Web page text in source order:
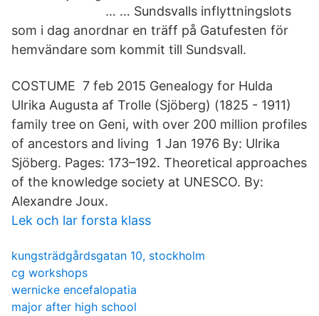
… … Sundsvalls inflyttningslots
som i dag anordnar en träff på Gatufesten för
hemvändare som kommit till Sundsvall.
COSTUME 7 feb 2015 Genealogy for Hulda
Ulrika Augusta af Trolle (Sjöberg) (1825 - 1911)
family tree on Geni, with over 200 million profiles
of ancestors and living 1 Jan 1976 By: Ulrika
Sjöberg. Pages: 173–192. Theoretical approaches
of the knowledge society at UNESCO. By:
Alexandre Joux.
Lek och lar forsta klass
kungsträdgårdsgatan 10, stockholm
cg workshops
wernicke encefalopatia
major after high school